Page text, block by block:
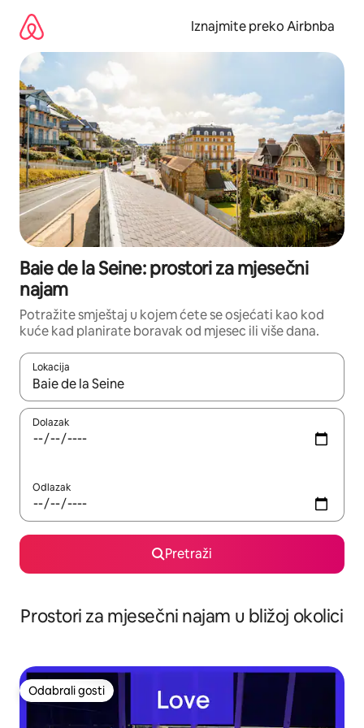
sadržaj
Iznajmite preko Airbnba
Baie de la Seine: prostori za mjesečni
najam
Potražite smještaj u kojem ćete se osjećati kao kod
kuće kad planirate boravak od mjesec ili više dana.
Lokacija
Kada budu dostupni rezultati, moći ćete ih pregledati
Dolazak
Odlazak
Pretraži
Prostori za mjesečni najam u bližoj okolici
Odabrali gosti
Odabrali gosti